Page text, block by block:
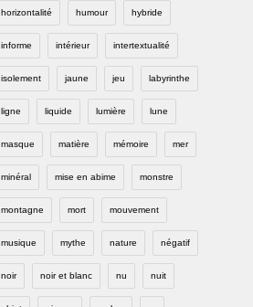
horizontalité humour hybride
informe intérieur intertextualité
isolement jaune jeu labyrinthe
ligne liquide lumière lune
masque matière mémoire mer
minéral mise en abime monstre
montagne mort mouvement
musique mythe nature négatif
noir noir et blanc nu nuit